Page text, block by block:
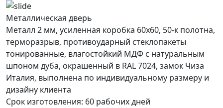
Металлическая дверь
Металл 2 мм, усиленная коробка 60х60, 50-к полотна,
терморазрыв, противоударный стеклопакеты
тонированные, влагостойкий МДФ с натуральным
шпоном дуба, окрашенный в RAL 7024, замок Чиза
Италия, выполнена по индивидуальному размеру и
дизайну клиента
Срок изготовления: 60 рабочих дней